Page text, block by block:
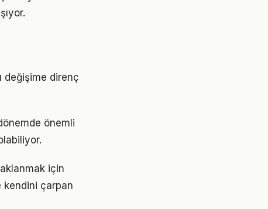
değişime direnç
önemli
için
kendini çarpan